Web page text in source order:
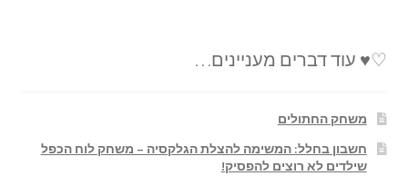
♡♥ עוד דברים מעניינים…
משחק החתולים
חשבון בחלל: המשימה להצלת הגלקסיה – משחק לוח הכפל
שילדים לא רוצים להפסיק!